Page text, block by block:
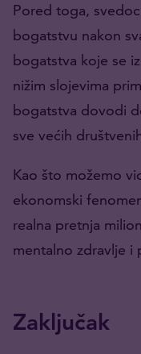
Pored toga,
bogatstvu nakon
bogatstva koje se
nižim slojevima
bogatstva dovodi
sve većih
Kao što možemo
ekonomski
realna pretnja
mentalno zdravlje i
Zaključak